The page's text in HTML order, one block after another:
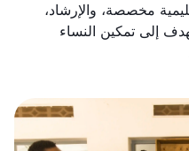
مخصصة، والإرشاد،
إلى تمكين النساء